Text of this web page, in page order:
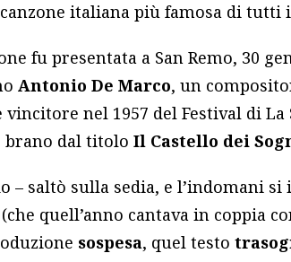
italiana più famosa di tutti
fu presentata a San Remo, 30
Antonio De Marco, un
nel 1957 del Festival di La
brano dal titoloIl Castello dei
– saltò sulla sedia, e l’indomani
quell’anno cantava in coppia
sospesa, quel testo